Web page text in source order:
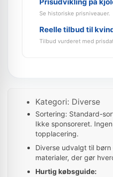
Se historiske prisniveauer.
Reelle tilbud til
Tilbud vurderet med
Kategori: Diverse
Sortering: Standard-
Ikke sponsoreret.
topplacering.
Diverse udvalgt til
materialer, der gør
Hurtig købsguide: